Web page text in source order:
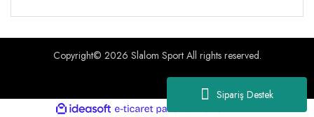
Sipariş Destek
Copyright© 2026 Slalom Sport All rights reserved.
ideasoft